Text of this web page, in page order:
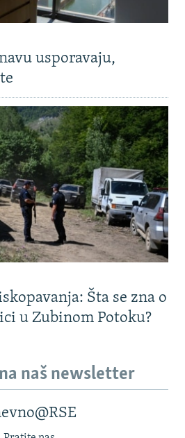
usporavaju,
Šta se zna o
u Zubinom Potoku?
naš newsletter